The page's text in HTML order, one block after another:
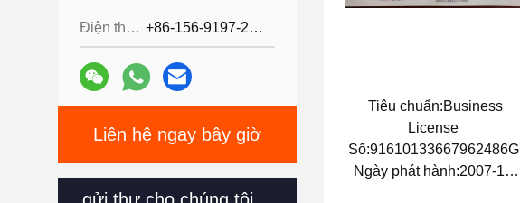
Điện thoại: +86-156-9197-2150
Liên hệ ngay bây giờ
Tiêu chuẩn:Business
License
Số:91610133667962486G
Ngày phát hành:2007-11-